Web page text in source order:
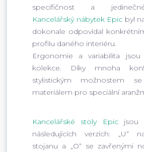
specifičnost a
Kancelářský nábytek Epic byl
dokonale odpovídal
profilu daného interiéru.
Ergonomie a variabilita jsou
kolekce. Díky mnoha
stylistickým možnostem
materiálem pro speciální
Kancelářské stoly Epic jsou
následujících verzích: „U“
stojanu a „O“ se zavřenými